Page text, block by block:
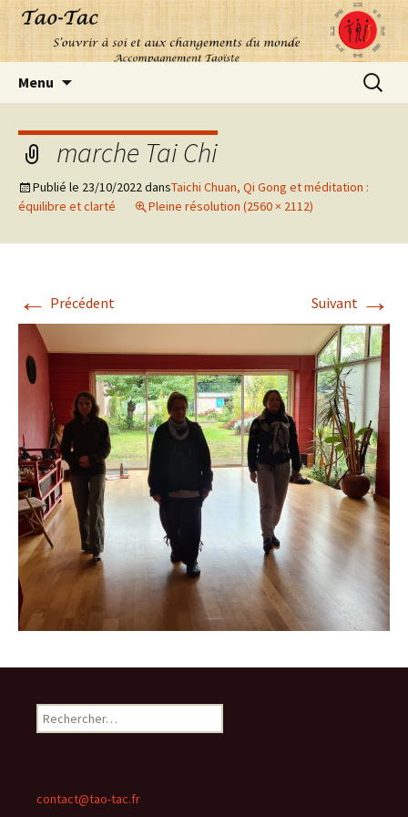
Menu
marche Tai Chi
Publié le 23/10/2022dansTaichi Chuan, Qi Gong et méditation :
équilibre et clarté
Pleine résolution (2560 × 2112)
← Précédent Suivant →
Rechercher :
contact@tao-tac.fr